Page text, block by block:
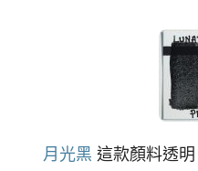
月光黑 這款顏料透